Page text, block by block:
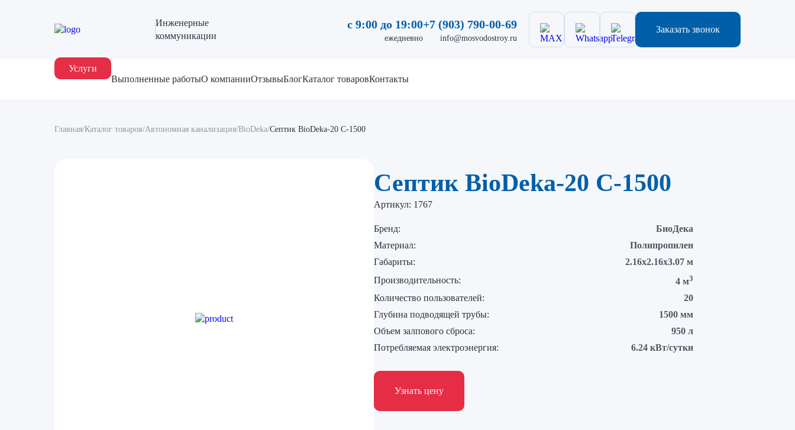
Инженерные
коммуникации
с 9:00 до 19:00
ежедневно
+7 (903) 790-00-69
info@mosvodostroy.ru
Заказать звонок
Услуги
Выполненные работыО компанииОтзывыБлогКаталог товаровКонтакты
Главная/Каталог товаров/Автономная канализация/BioDeka/Септик BioDeka-20 C-1500
Септик BioDeka-20 C-1500
Артикул: 1767
Бренд:
БиоДека
Материал:
Полипропилен
Габариты:
2.16х2.16х3.07 м
Производительность:
4 м3
Количество пользователей:
20
Глубина подводящей трубы:
1500 мм
Объем залпового сброса:
950 л
Потребляемая электроэнергия:
6.24 кВт/сутки
Узнать цену